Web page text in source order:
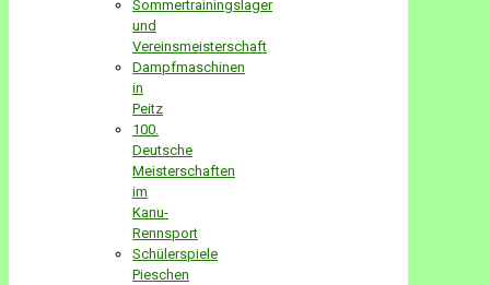
Sommertrainingslager
und
Vereinsmeisterschaft
Dampfmaschinen
in
Peitz
100.
Deutsche
Meisterschaften
im
Kanu-
Rennsport
Schülerspiele
Pieschen